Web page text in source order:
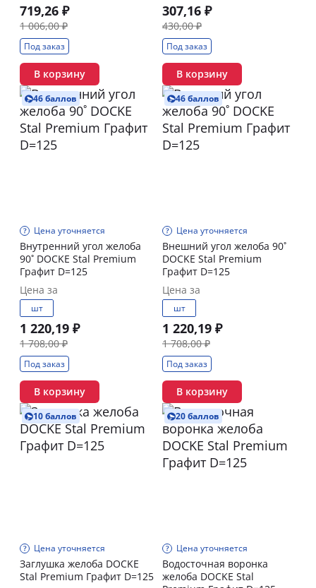
719,26 ₽
1 006,00 ₽
Под заказ
В корзину
307,16 ₽
430,00 ₽
Под заказ
В корзину
46 баллов
Цена уточняется
Внутренний угол желоба
90˚ DOCKE Stal Premium
Графит D=125
Цена за
шт
1 220,19 ₽
1 708,00 ₽
Под заказ
В корзину
46 баллов
Цена уточняется
Внешний угол желоба 90˚
DOCKE Stal Premium
Графит D=125
Цена за
шт
1 220,19 ₽
1 708,00 ₽
Под заказ
В корзину
10 баллов
Цена уточняется
Заглушка желоба DOCKE
Stal Premium Графит D=125
20 баллов
Цена уточняется
Водосточная воронка
желоба DOCKE Stal